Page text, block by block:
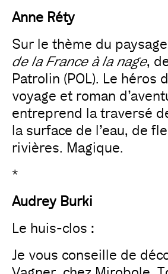
Anne Réty
Sur le thème du
de la France à la nage,
Patrolin (POL). Le héros
voyage et roman
entreprend la traversé
la surface de l’eau, de
rivières. Magique.
*
Audrey Burki
Le huis-clos :
Je vous conseille de